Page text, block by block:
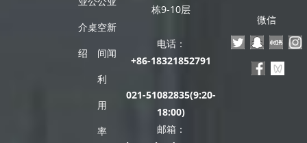
介
绍
桌空
间
利
用
率
新
闻
栋9-10层
电话：
+86-18321852791
021-51082835(9:20-
18:00)
邮箱：
微信